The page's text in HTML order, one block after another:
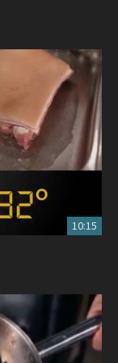
10:15